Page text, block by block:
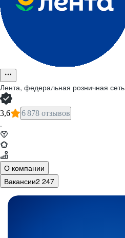
Лента, федеральная розничная сеть
3,6 6 878 отзывов
·
О компании
Вакансии2 247